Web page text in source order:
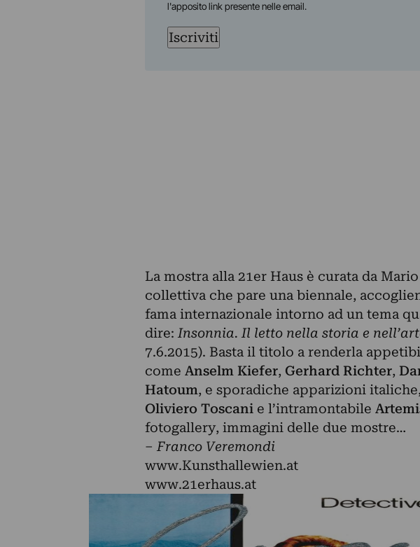
l'apposito link presente nelle email.
Iscriviti
La mostra alla 21er Haus è curata da
collettiva che pare una biennale,
fama internazionale intorno ad un tema
dire: Insonnia. Il letto nella storia e
7.6.2015). Basta il titolo a renderla
come Anselm Kiefer, Gerhard Richter,
Hatoum, e sporadiche apparizioni
Oliviero Toscanie l’intramontabile
fotogallery, immagini delle due mostre…
– Franco Veremondi
www.Kunsthallewien.at
www.21erhaus.at